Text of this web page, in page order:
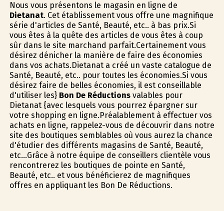
Nous vous présentons le magasin en ligne de
Dietanat. Cet établissement vous offre une magnifique
série d'articles de Santé, Beauté, etc.. à bas prix.Si
vous êtes à la quête des articles de vous êtes à coup
sûr dans le site marchand parfait.Certainement vous
désirez dénicher la manière de faire des économies
dans vos achats.Dietanat a créé un vaste catalogue de
Santé, Beauté, etc.. pour toutes les économies.Si vous
désirez faire de belles économies, il est conseillable
d'utiliser les} Bon De Réductionsvalables pour
Dietanat {avec lesquels vous pourrez épargner sur
votre shopping en ligne.Préalablement à effectuer vos
achats en ligne, rappelez-vous de découvrir dans notre
site des boutiques semblables où vous aurez la chance
d'étudier des différents magasins de Santé, Beauté,
etc...Grâce à notre équipe de conseillers clientèle vous
rencontrerez les boutiques de pointe en Santé,
Beauté, etc.. et vous bénéficierez de magnifiques
offres en appliquant les Bon De Réductions.